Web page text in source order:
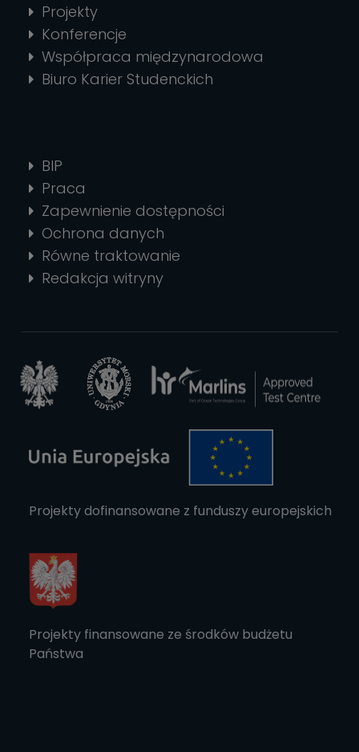
Projekty
Konferencje
Współpraca międzynarodowa
Biuro Karier Studenckich
BIP
Praca
Zapewnienie dostępności
Ochrona danych
Równe traktowanie
Redakcja witryny
Projekty dofinansowane z funduszy europejskich
Projekty finansowane ze środków budżetu
Państwa